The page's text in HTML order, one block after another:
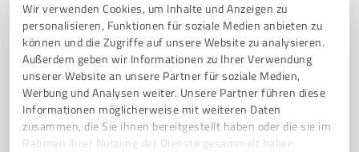
Wir verwenden Cookies, um Inhalte und Anzeigen zu
personalisieren, Funktionen für soziale Medien anbieten zu
können und die Zugriffe auf unsere Website zu analysieren.
Außerdem geben wir Informationen zu Ihrer Verwendung
unserer Website an unsere Partner für soziale Medien,
Werbung und Analysen weiter. Unsere Partner führen diese
Informationen möglicherweise mit weiteren Daten
zusammen, die Sie ihnen bereitgestellt haben oder die sie im
Rahmen Ihrer Nutzung der Dienste gesammelt haben.
Sandstraße 173, 57072 Siegen
Tel. +49 27138797990 sw@vyn.de vyn.de/
0,00 / 5,00
Nicht bewertet0